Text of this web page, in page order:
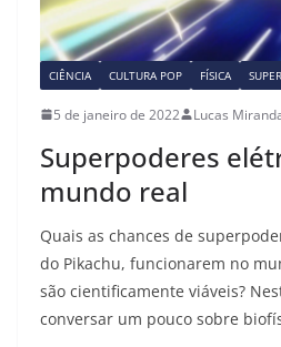
CIÊNCIA CULTURA POP FÍSICA
5 de janeiro de 2022 Lucas
Superpoderes
mundo real
Quais as chances de
do Pikachu, funcionarem no
são cientificamente viáveis?
conversar um pouco sobre